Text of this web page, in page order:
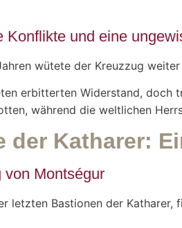
Konflikte und eine
wütete der Kreuzzug
erbitterten Widerstand, doch
während die weltlichen
der Katharer:
von Montségur
letzten Bastionen der